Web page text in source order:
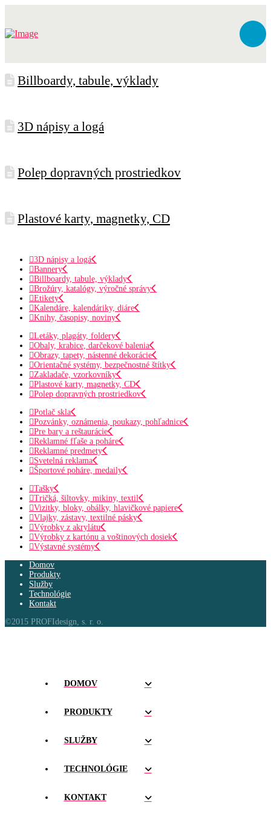
Billboardy, tabule, výklady
3D nápisy a logá
Polep dopravných prostriedkov
Plastové karty, magnetky, CD
3D nápisy a logá
Bannery
Billboardy, tabule, výklady
Brožúry, katalógy, výročné správy
Etikety
Kalendáre, kalendáriky, diáre
Knihy, časopisy, noviny
Letáky, plagáty, foldery
Obaly, krabice, darčekové balenia
Obrazy, tapety, nástenné dekorácie
Orientačné systémy, bezpečnostné štítky
Zakladače, vzorkovníky
Plastové karty, magnetky, CD
Polep dopravných prostriedkov
Potlač skla
Pozvánky, oznámenia, poukazy, pohľadnice
Pre bary a reštaurácie
Reklamné fľaše a poháre
Reklamné predmety
Svetelná reklama
Športové poháre, medaily
Tašky
Tričká, šiltovky, mikiny, textil
Vizitky, bloky, obálky, hlavičkové papiere
Vlajky, zástavy, textilné pásky
Výrobky z akrylátu
Výrobky z kartónu a voštinových dosiek
Výstavné systémy
Domov
Produkty
Služby
Technológie
Kontakt
©2015 PROFIdesign, s. r. o.
DOMOV
PRODUKTY
SLUŽBY
TECHNOLÓGIE
KONTAKT